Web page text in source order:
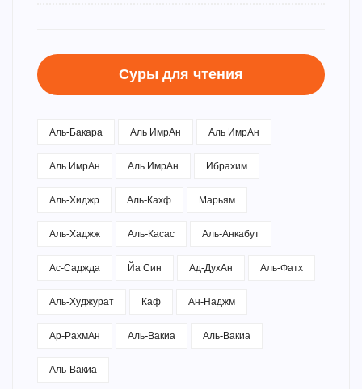
Суры для чтения
Аль-Бакара Аль ИмрАн
Аль ИмрАн
Аль ИмрАн
Аль ИмрАн
Ибрахим
Аль-Хиджр
Аль-Кахф
Марьям
Аль-Хаджж
Аль-Касас
Аль-Анкабут
Ас-Саджда
Йа Син Ад-ДухАн
Аль-Фатх
Аль-Худжурат
Каф
Ан-Наджм
Ар-РахмАн
Аль-Вакиа
Аль-Вакиа
Аль-Вакиа